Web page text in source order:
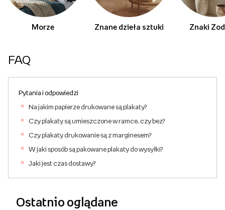
Morze Znane dzieła sztuki Znaki
FAQ
Pytania i odpowiedzi
Na jakim papierze drukowane są plakaty?
Czy plakaty są umieszczone w ramce, czy bez?
Czy plakaty drukowanie są z marginesem?
W jaki sposób są pakowane plakaty do wysyłki?
Jaki jest czas dostawy?
Ostatnio oglądane